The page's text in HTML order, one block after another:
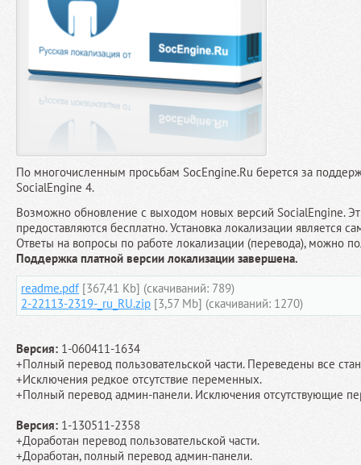
По многочисленным просьбам SocEngine.Ru берется за
SocialEngine 4.
Возможно обновление с выходом новых версий SocialEngine.
предоставляются бесплатно. Установка локализации является
Ответы на вопросы по работе локализации (перевода), можно
Поддержка платной версии локализации завершена.
readme.pdf [367,41 Kb] (cкачиваний: 789)
2-22113-2319-_ru_RU.zip [3,57 Mb] (cкачиваний: 1270)
Версия: 1-060411-1634
+Полный перевод пользовательской части. Переведены все
+Исключения редкое отсутствие переменных.
+Полный перевод админ-панели. Исключения отсутствующие
Версия: 1-130511-2358
+Доработан перевод пользовательской части.
+Доработан, полный перевод админ-панели.